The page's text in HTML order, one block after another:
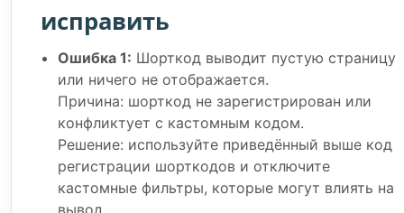
исправить
Ошибка 1: Шорткод выводит пустую страницу
или ничего не отображается.
Причина: шорткод не зарегистрирован или
конфликтует с кастомным кодом.
Решение: используйте приведённый выше код
регистрации шорткодов и отключите
кастомные фильтры, которые могут влиять на
вывод.